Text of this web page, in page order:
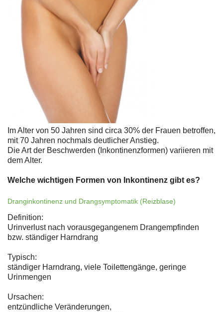
Im Alter von 50 Jahren sind circa 30% der Frauen betroffen,
mit 70 Jahren nochmals deutlicher Anstieg.
Die Art der Beschwerden (Inkontinenzformen) variieren mit
dem Alter.
Welche wichtigen Formen von Inkontinenz gibt es?
Dranginkontinenz und Drangsymptomatik (Reizblase)
Definition:
Urinverlust nach vorausgegangenem Drangempfinden
bzw. ständiger Harndrang
Typisch:
ständiger Harndrang, viele Toilettengänge, geringe
Urinmengen
Ursachen:
entzündliche Veränderungen,